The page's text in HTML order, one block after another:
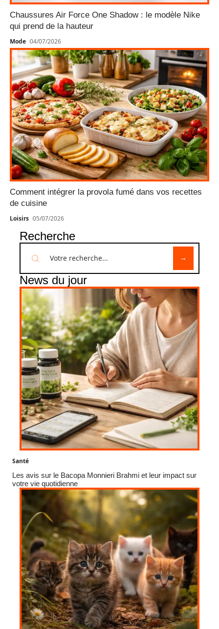
Chaussures Air Force One Shadow : le modèle Nike
qui prend de la hauteur
Mode 04/07/2026
Comment intégrer la provola fumé dans vos recettes
de cuisine
Loisirs 05/07/2026
Recherche
News du jour
Santé
Les avis sur le Bacopa Monnieri Brahmi et leur impact sur
votre vie quotidienne